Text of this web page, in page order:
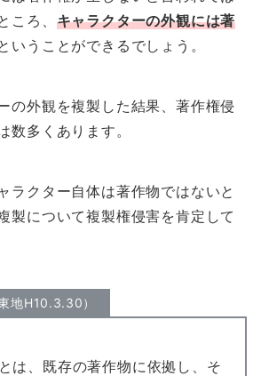
ころ、 キャラクターの外観には著
いうことができるでしょう。
の外観を複製した結果、著作権侵
数多くあります。
ラクター自体は著作物ではないと
製について複製権侵害を肯定して
地H10.3.30）
は、既存の著作物に依拠し、そ